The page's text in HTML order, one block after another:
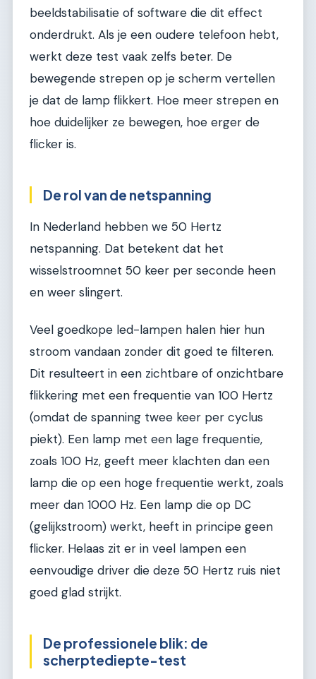
beeldstabilisatie of software die dit effect
onderdrukt. Als je een oudere telefoon hebt,
werkt deze test vaak zelfs beter. De
bewegende strepen op je scherm vertellen
je dat de lamp flikkert. Hoe meer strepen en
hoe duidelijker ze bewegen, hoe erger de
flicker is.
De rol van de netspanning
In Nederland hebben we 50 Hertz
netspanning. Dat betekent dat het
wisselstroomnet 50 keer per seconde heen
en weer slingert.
Veel goedkope led-lampen halen hier hun
stroom vandaan zonder dit goed te filteren.
Dit resulteert in een zichtbare of onzichtbare
flikkering met een frequentie van 100 Hertz
(omdat de spanning twee keer per cyclus
piekt). Een lamp met een lage frequentie,
zoals 100 Hz, geeft meer klachten dan een
lamp die op een hoge frequentie werkt, zoals
meer dan 1000 Hz. Een lamp die op DC
(gelijkstroom) werkt, heeft in principe geen
flicker. Helaas zit er in veel lampen een
eenvoudige driver die deze 50 Hertz ruis niet
goed glad strijkt.
De professionele blik: de
scherptediepte-test